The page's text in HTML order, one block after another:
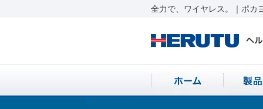
全力で、ワイヤレス。｜ポカ